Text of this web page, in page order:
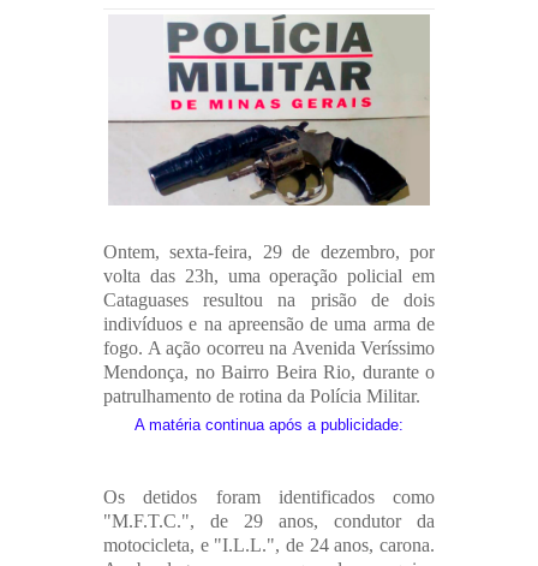
Ontem, sexta-feira, 29 de dezembro, por
volta das 23h, uma operação policial em
Cataguases resultou na prisão de dois
indivíduos e na apreensão de uma arma de
fogo. A ação ocorreu na Avenida Veríssimo
Mendonça, no Bairro Beira Rio, durante o
patrulhamento de rotina da Polícia Militar.
A matéria continua após a publicidade:
Os detidos foram identificados como
"M.F.T.C.", de 29 anos, condutor da
motocicleta, e "I.L.L.", de 24 anos, carona.